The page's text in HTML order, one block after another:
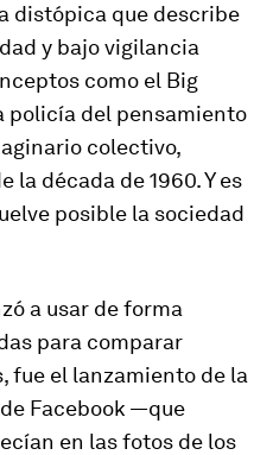
distópica que describe
y bajo vigilancia
como el Big
policía del pensamiento
colectivo,
década de 1960. Y es
posible la sociedad
a usar de forma
para comparar
fue el lanzamiento de la
Facebook —que
en las fotos de los